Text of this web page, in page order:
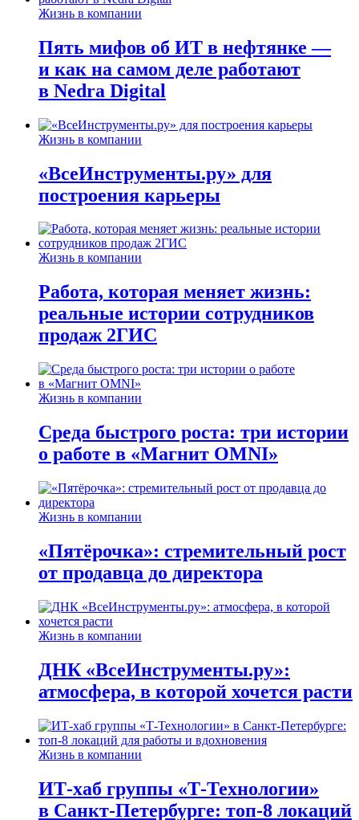
Жизнь в компании
Пять мифов об ИТ в нефтянке —
и как на самом деле работают
в Nedra Digital
Жизнь в компании
«ВсеИнструменты.ру» для
построения карьеры
Жизнь в компании
Работа, которая меняет жизнь:
реальные истории сотрудников
продаж 2ГИС
Жизнь в компании
Среда быстрого роста: три истории
о работе в «Магнит OMNI»
Жизнь в компании
«Пятёрочка»: стремительный рост
от продавца до директора
Жизнь в компании
ДНК «ВсеИнструменты.ру»:
атмосфера, в которой хочется расти
Жизнь в компании
ИТ-хаб группы «Т-Технологии»
в Санкт-Петербурге: топ-8 локаций